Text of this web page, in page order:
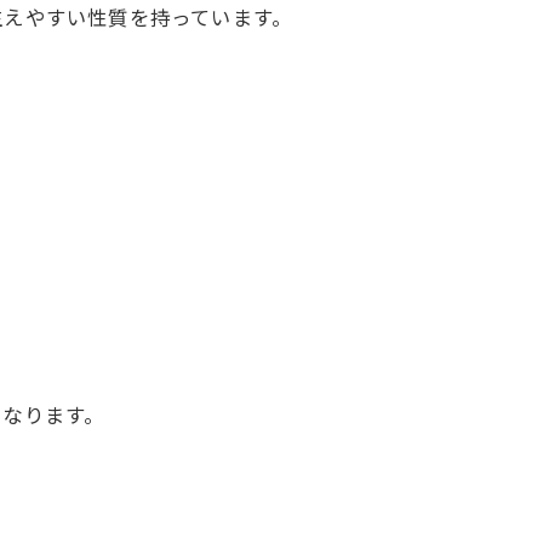
やすい性質を持っています。
ります。